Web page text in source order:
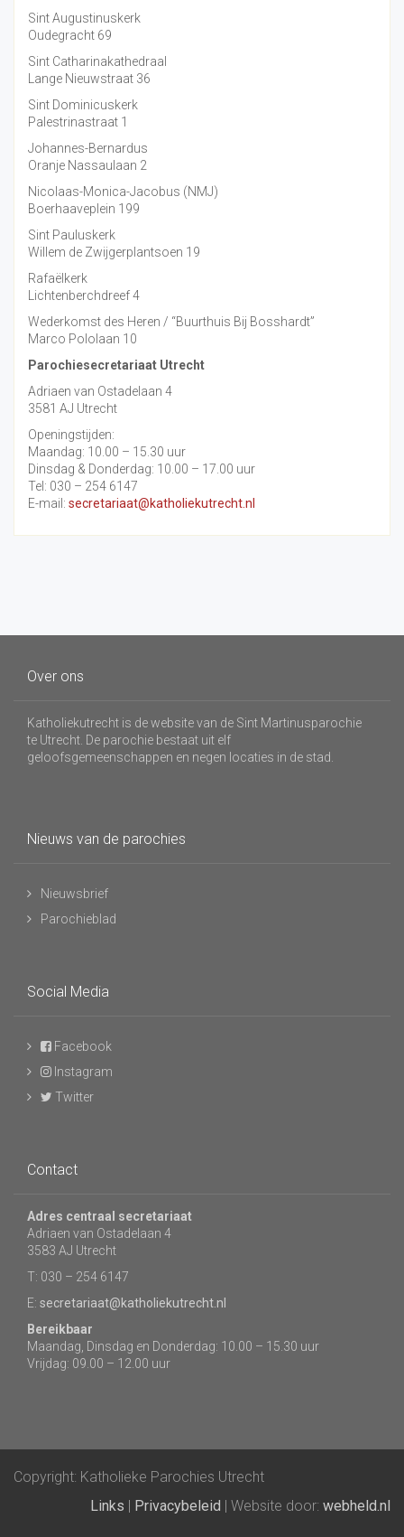
Sint Augustinuskerk
Oudegracht 69
Sint Catharinakathedraal
Lange Nieuwstraat 36
Sint Dominicuskerk
Palestrinastraat 1
Johannes-Bernardus
Oranje Nassaulaan 2
Nicolaas-Monica-Jacobus (NMJ)
Boerhaaveplein 199
Sint Pauluskerk
Willem de Zwijgerplantsoen 19
Rafaëlkerk
Lichtenberchdreef 4
Wederkomst des Heren / “Buurthuis Bij Bosshardt”
Marco Pololaan 10
Parochiesecretariaat Utrecht
Adriaen van Ostadelaan 4
3581 AJ Utrecht
Openingstijden:
Maandag: 10.00 – 15.30 uur
Dinsdag & Donderdag: 10.00 – 17.00 uur
Tel: 030 – 254 6147
E-mail: secretariaat@katholiekutrecht.nl
Over ons
Katholiekutrecht is de website van de Sint Martinusparochie
te Utrecht. De parochie bestaat uit elf
geloofsgemeenschappen en negen locaties in de stad.
Nieuws van de parochies
Nieuwsbrief
Parochieblad
Social Media
Facebook
Instagram
Twitter
Contact
Adres centraal secretariaat
Adriaen van Ostadelaan 4
3583 AJ Utrecht
T: 030 – 254 6147
E: secretariaat@katholiekutrecht.nl
Bereikbaar
Maandag, Dinsdag en Donderdag: 10.00 – 15.30 uur
Vrijdag: 09.00 – 12.00 uur
Copyright: Katholieke Parochies Utrecht
Links | Privacybeleid | Website door: webheld.nl